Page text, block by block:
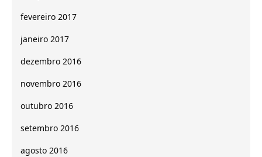
fevereiro 2017
janeiro 2017
dezembro 2016
novembro 2016
outubro 2016
setembro 2016
agosto 2016